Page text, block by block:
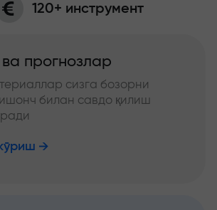
120+ инструмент
прогнозлар
сизга бозорни
билан савдо қилиш